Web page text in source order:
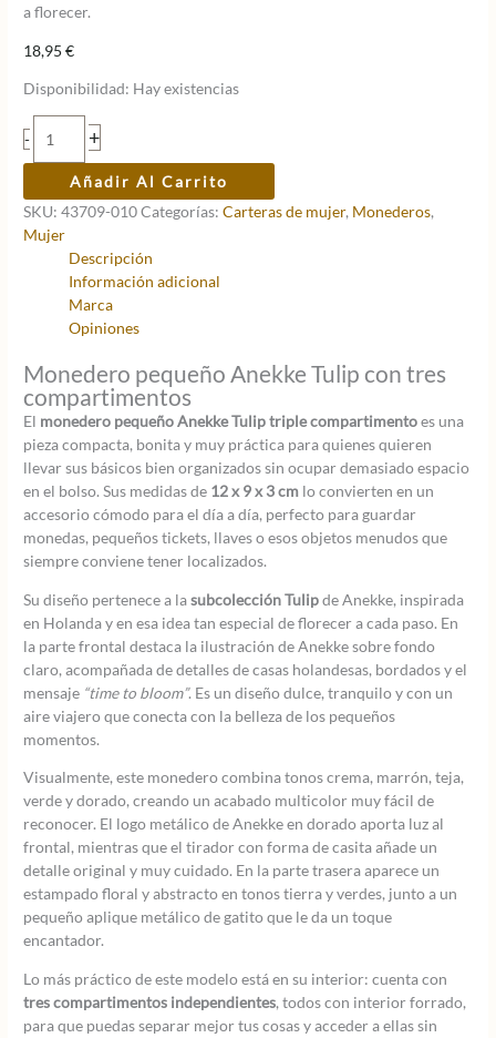
a florecer.
18,95€
Disponibilidad: Hay existencias
-
Monedero
pequeño
Anekke
Tulip
triple
compartimento
cantidad
+
Añadir Al Carrito
SKU:43709-010Categorías:Carteras de mujer, Monederos,
Mujer
Descripción
Información adicional
Marca
Opiniones
Monedero pequeño Anekke Tulip con tres
compartimentos
El monedero pequeño Anekke Tulip triple compartimentoes una
pieza compacta, bonita y muy práctica para quienes quieren
llevar sus básicos bien organizados sin ocupar demasiado espacio
en el bolso. Sus medidas de 12 x 9 x 3 cm lo convierten en un
accesorio cómodo para el día a día, perfecto para guardar
monedas, pequeños tickets, llaves o esos objetos menudos que
siempre conviene tener localizados.
Su diseño pertenece a lasubcolección Tulipde Anekke, inspirada
en Holanda y en esa idea tan especial de florecer a cada paso. En
la parte frontal destaca la ilustración de Anekke sobre fondo
claro, acompañada de detalles de casas holandesas, bordados y el
mensaje “time to bloom”. Es un diseño dulce, tranquilo y con un
aire viajero que conecta con la belleza de los pequeños
momentos.
Visualmente, este monedero combina tonos crema, marrón, teja,
verde y dorado, creando un acabado multicolor muy fácil de
reconocer. El logo metálico de Anekke en dorado aporta luz al
frontal, mientras que el tirador con forma de casita añade un
detalle original y muy cuidado. En la parte trasera aparece un
estampado floral y abstracto en tonos tierra y verdes, junto a un
pequeño aplique metálico de gatito que le da un toque
encantador.
Lo más práctico de este modelo está en su interior: cuenta con
tres compartimentos independientes, todos con interior forrado,
para que puedas separar mejor tus cosas y acceder a ellas sin